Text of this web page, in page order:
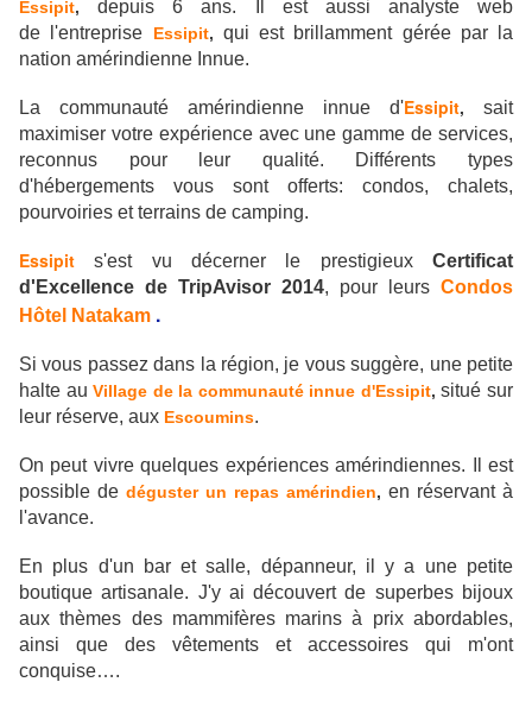
Essipit,depuis 6 ans. Il est aussi analyste web
de l'entreprise
Essipit, qui est brillamment gérée par la
nation amérindienne Innue.
La communauté amérindienne innue d'Essipit, sait
maximiser votre expérience avec une gamme de services,
reconnus pour leur qualité. Différents types
d'hébergements vous sont offerts: condos, chalets,
pourvoiries et terrains de camping.
Essipit s'est vu décerner le prestigieuxCertificat
d'Excellence de TripAvisor 2014, pour leurs Condos
Hôtel Natakam .
Si vous passez dans la région, je vous suggère, une petite
halte auVillage de la communauté innue d'Essipit,situé sur
leur réserve, aux Escoumins.
On peut vivre quelques expériences amérindiennes. Il est
possible de déguster un repas amérindien, en réservant à
l'avance.
En plus d'un bar et salle, dépanneur, il y a une petite
boutique artisanale. J'y ai découvert de superbes bijoux
aux thèmes des mammifères marins à prix abordables,
ainsi que des vêtements et accessoires qui m'ont
conquise….